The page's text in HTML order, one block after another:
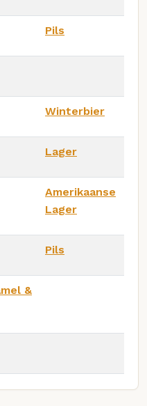
Pils
Winterbier
Lager
Amerikaanse
Lager
Pils
&